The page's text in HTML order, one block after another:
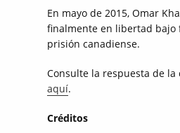
En mayo de 2015, Omar
finalmente en libertad bajo
prisión canadiense.
Consulte la respuesta de
aquí.
Créditos